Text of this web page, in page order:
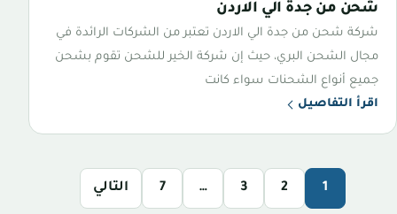
شحن من جدة الي الاردن
شركة شحن من جدة الي الاردن تعتبر من الشركات الرائدة في
مجال الشحن البري، حيث إن شركة الخير للشحن تقوم بشحن
جميع أنواع الشحنات سواء كانت
اقرأ التفاصيل
1
2
3
…
7 التالي